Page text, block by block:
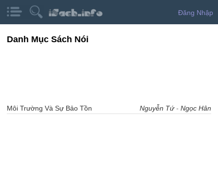
Đăng Nhập
Danh Mục Sách Nói
Môi Trường Và Sự Bảo Tồn Nguyễn Tứ- Ngọc Hân